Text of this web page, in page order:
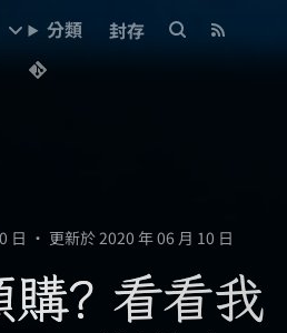
分類 封存
日 • 更新於 2020 年 06 月 10 日
購? 看看我